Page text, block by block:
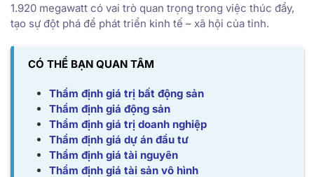
1.920 megawatt có vai trò quan trọng trong việc thúc đẩy,
tạo sự đột phá để phát triển kinh tế – xã hội của tỉnh.
CÓ THỂ BẠN QUAN TÂM
Thẩm định giá trị bất động sản
Thẩm định giá động sản
Thẩm định giá trị doanh nghiệp
Thẩm định giá dự án đầu tư
Thẩm định giá tài nguyên
Thẩm định giá tài sản vô hình